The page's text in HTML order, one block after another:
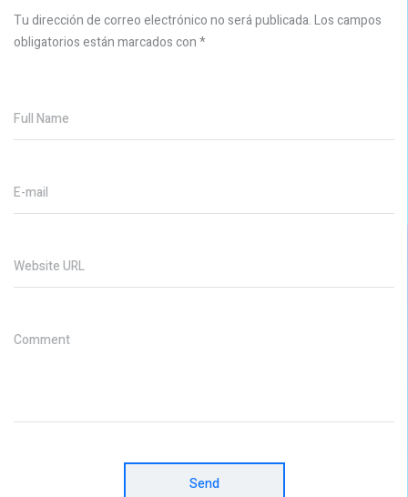
Tu dirección de correo electrónico no será publicada.Los campos
obligatorios están marcados con*
Full Name
E-mail
Website URL
Comment
Send